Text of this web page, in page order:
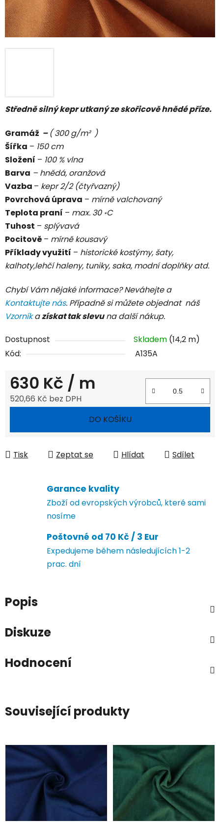
Středně silný kepr utkaný ze skořicově hnědé příze.
Gramáž –( 300 g/m² )
Šířka – 150 cm
Složení – 100 % vlna
Barva – hnědá, oranžová
Vazba – kepr 2/2 (čtyřvazný)
Povrchová úprava – mírně valchovaný
Teplota praní – max. 30 ॰C
Tuhost – splývavá
Pocitově – mírně kousavý
Příklady využití – historické kostýmy, šaty,
kalhoty,lehčí haleny, tuniky, saka, modní doplňky atd.
Chybí Vám nějaké informace? Neváhejte a
Kontaktujte nás. Případně si můžete objednat náš
Vzorníkazískat tak slevuna další nákup.
Dostupnost Skladem (14,2 m)
Kód:
A135A
630 Kč / m
520,66 Kč bez DPH
DO KOŠÍKU
Tisk Zeptat se Hlídat Sdílet
Garance kvality
Zboží od evropských výrobců, které sami
nosíme
Poštovné od 70 Kč / 3 Eur
Expedujeme během následujících 1-2
prac. dní
Popis
Diskuze
Hodnocení
Související produkty